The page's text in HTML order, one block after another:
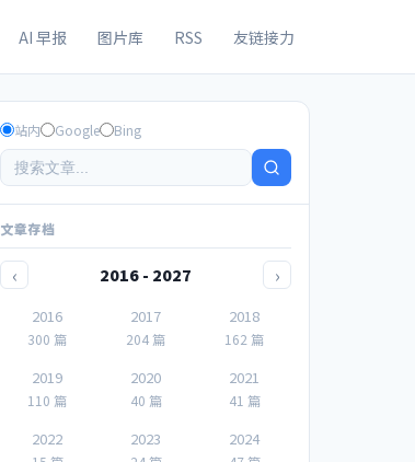
AI 早报 图片库 RSS 友链接力
站内 Google Bing
文章存档
‹ 2016 - 2027 ›
2016
300 篇
2017
204 篇
2018
162 篇
2019
110 篇
2020
40 篇
2021
41 篇
2022 2023 2024